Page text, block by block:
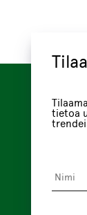
tietoa